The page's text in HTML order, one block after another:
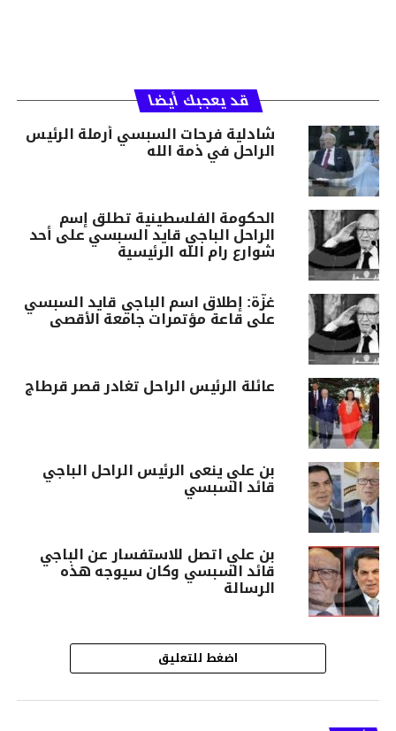
قد يعجبك أيضا
شادلية فرحات السبسي أرملة الرئيس
الراحل في ذمة الله
الحكومة الفلسطينية تطلق إسم
الراحل الباجي قايد السبسي على أحد
شوارع رام الله الرئيسية
غزّة: إطلاق اسم الباجي قايد السبسي
على قاعة مؤتمرات جامعة الأقصى
عائلة الرئيس الراحل تغادر قصر قرطاج
بن علي ينعى الرئيس الراحل الباجي
قائد السبسي
بن علي اتصل للاستفسار عن الباجي
قائد السبسي وكان سيوجه هذه
الرسالة
اضغط للتعليق